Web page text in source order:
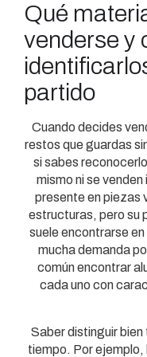
Qué
venderse y
partido
Cuando decides
restos que guardas
si sabes
mismo ni se
presente en piezas
estructuras, pero su
suele encontrarse
mucha demanda
común encontrar
cada uno con
Saber distinguir
tiempo. Por ejemplo,